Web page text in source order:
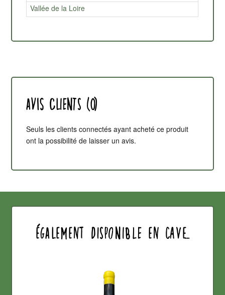
Vallée de la Loire
Avis clients (0)
Seuls les clients connectés ayant acheté ce produit
ont la possibilité de laisser un avis.
également disponible en cave...